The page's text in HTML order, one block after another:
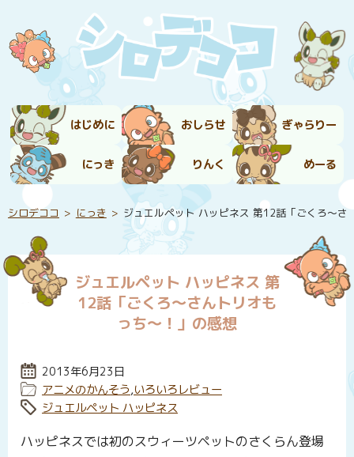
はじめに おしらせ ぎゃらりー
にっき りんく めーる
シロデココ にっき ジュエルペット ハッピネス 第12話「ごくろ～さ
ジュエルペット ハッピネス 第
12話「ごくろ～さんトリオも
っち～！」の感想
投稿日:
2013年6月23日
カテゴリー:
アニメのかんそう,いろいろレビュー
タグ:
ジュエルペット ハッピネス
ハッピネスでは初のスウィーツペットのさくらん登場